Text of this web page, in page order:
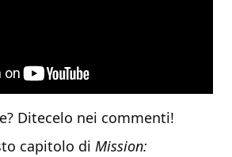
Ditecelo nei commenti!
capitolo di Mission: